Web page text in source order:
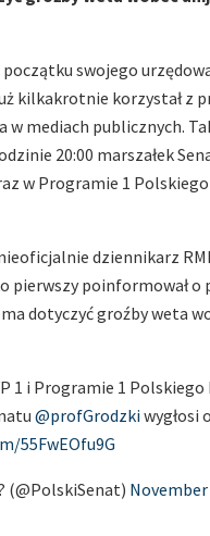
swojego
kilkakrotnie korzystał z
w mediach publicznych.
20:00 marszałek
w Programie 1
dziennikarz
pierwszy poinformował o
dotyczyć groźby weta
1 i Programie 1 Polskiego
@profGrodzkiwygłosi
55FwEOfu9G
(@PolskiSenat) November